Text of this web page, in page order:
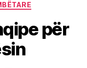
për